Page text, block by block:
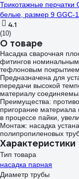
Трикотажные перчатки
белые, размер 9 GGC-
4.1
(10)
О товаре
Насадка сварочная
фитингов номинальным
тефлоновым покрытием
Предназначена для
передачи высокой
материалу
Преимущества:
пригорание
в процессе пайки,
Монтаж: насадка
полипропиленовых
Характеристики
Тип товара
насадка парная
Диаметр трубы